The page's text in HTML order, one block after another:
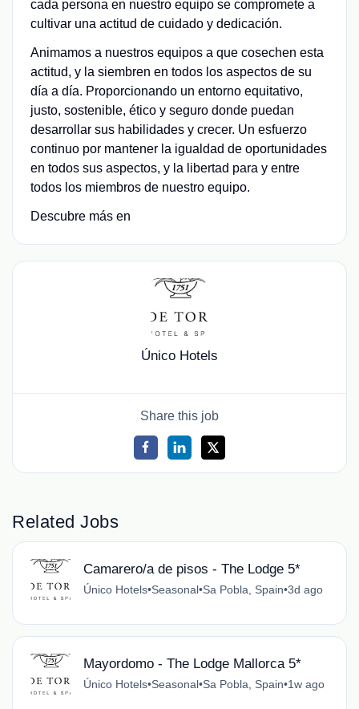
cada persona en nuestro equipo se compromete a
cultivar una actitud de cuidado y dedicación.
Animamos a nuestros equipos a que cosechen esta
actitud, y la siembren en todos los aspectos de su
día a día. Proporcionando un entorno equitativo,
justo, sostenible, ético y seguro donde puedan
desarrollar sus habilidades y crecer. Un esfuerzo
continuo por mantener la igualdad de oportunidades
en todos sus aspectos, y la libertad para y entre
todos los miembros de nuestro equipo.
Descubre más en
Único Hotels
Share this job
Related Jobs
Camarero/a de pisos - The Lodge 5*
Único Hotels•Seasonal•Sa Pobla, Spain•3d ago
Mayordomo - The Lodge Mallorca 5*
Único Hotels•Seasonal•Sa Pobla, Spain•1w ago